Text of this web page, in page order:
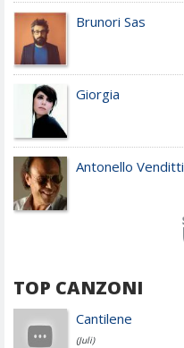
Brunori Sas
Giorgia
Antonello Venditti
Achille Lauro
TOP CANZONI
Cantilene
(Juli)